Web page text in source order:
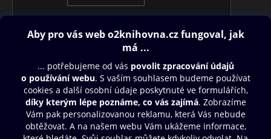
Obsah ke stažení
Moje O2 Knihovna
Další zábava